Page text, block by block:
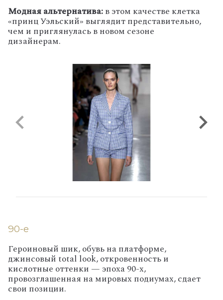
Модная альтернатива:в этом качестве клетка
«принц Уэльский» выглядит представительно,
чем и приглянулась в новом сезоне
дизайнерам.
90-е
Героиновый шик, обувь на платформе,
джинсовый total look, откровенность и
кислотные оттенки — эпоха 90-х,
провозглашенная на мировых подиумах, сдает
свои позиции.